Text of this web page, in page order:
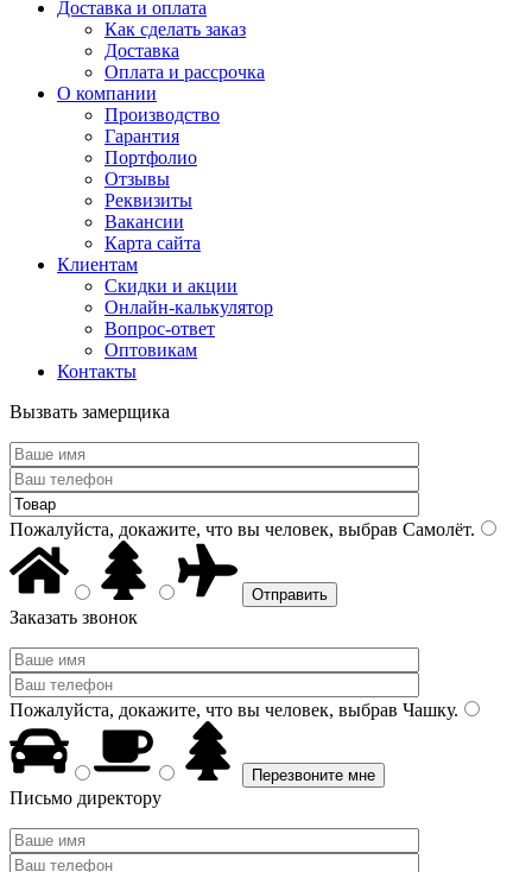
Доставка и оплата
Как сделать заказ
Доставка
Оплата и рассрочка
О компании
Производство
Гарантия
Портфолио
Отзывы
Реквизиты
Вакансии
Карта сайта
Клиентам
Скидки и акции
Онлайн-калькулятор
Вопрос-ответ
Оптовикам
Контакты
Вызвать замерщика
Пожалуйста, докажите, что вы человек, выбрав Самолёт.
Заказать звонок
Пожалуйста, докажите, что вы человек, выбрав Чашку.
Письмо директору